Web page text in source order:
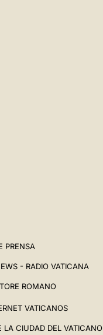
PRENSA
- RADIO VATICANA
ROMANO
VATICANOS
LA CIUDAD DEL VATICANO